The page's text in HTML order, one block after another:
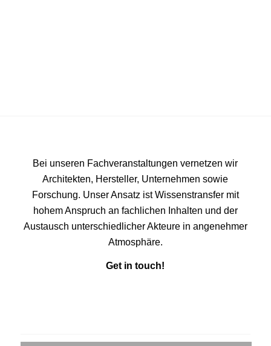
Bei unseren Fachveranstaltungen vernetzen wir
Architekten, Hersteller, Unternehmen sowie
Forschung. Unser Ansatz ist Wissenstransfer mit
hohem Anspruch an fachlichen Inhalten und der
Austausch unterschiedlicher Akteure in angenehmer
Atmosphäre.
Get in touch!